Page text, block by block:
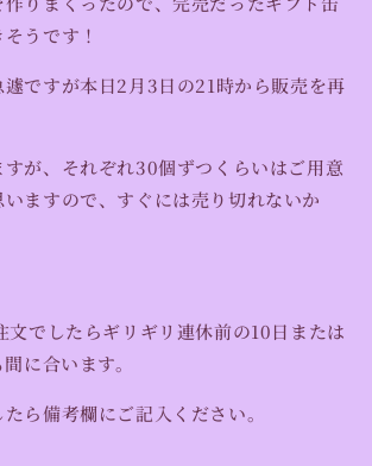
うです！
ですが本日2月3日の21時から販売を再
が、それぞれ30個ずつくらいはご用意
ますので、すぐには売り切れないか
文でしたらギリギリ連休前の10日または
に合います。
ら備考欄にご記入ください。